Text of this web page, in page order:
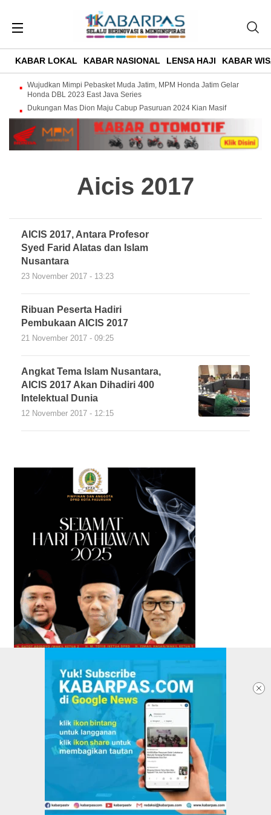
KABAR LOKAL KABAR NASIONAL LENSA HAJI KABAR
Wujudkan Mimpi Pebasket Muda Jatim, MPM Honda Jatim Gelar
Honda DBL 2023 East Java Series
Dukungan Mas Dion Maju Cabup Pasuruan 2024 Kian Masif
Aicis 2017
AICIS 2017, Antara Profesor
Syed Farid Alatas dan Islam
Nusantara
23 November 2017 - 13:23
Ribuan Peserta Hadiri
Pembukaan AICIS 2017
21 November 2017 - 09:25
Angkat Tema Islam Nusantara,
AICIS 2017 Akan Dihadiri 400
Intelektual Dunia
12 November 2017 - 12:15
TENTANG KABARPAS REDAKSI
PASANG IKLAN
PEDOMAN MEDIA SIBER
KEBIJAKAN PRIVASI
DISCLAIMER
VERIFIKASI DEWAN PERS
Copyright @2025 Kabarpas All Rights Reserved